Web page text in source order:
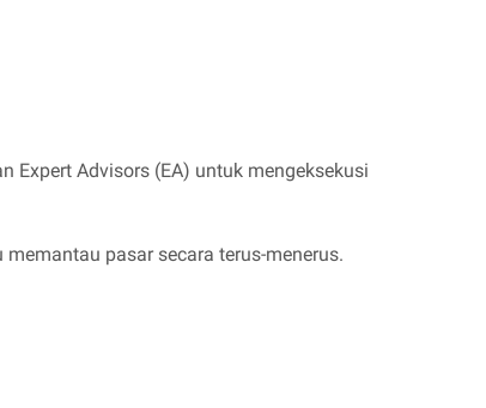
Advisors (EA) untuk mengeksekusi
pasar secara terus-menerus.